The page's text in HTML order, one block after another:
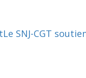
Le SNJ-CGT